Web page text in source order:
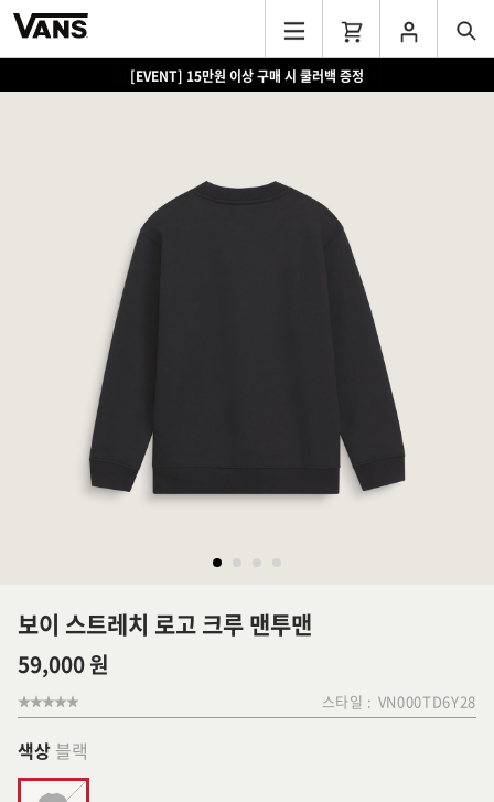
[EVENT] 15만원 이상 구매 시 쿨러백 증정
보이 스트레치 로고 크루 맨투맨
59,000 원
스타일 : VN000TD6Y28
색상 블랙